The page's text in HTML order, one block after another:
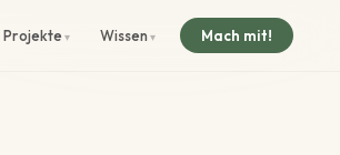
Projekte Wissen Mach mit!